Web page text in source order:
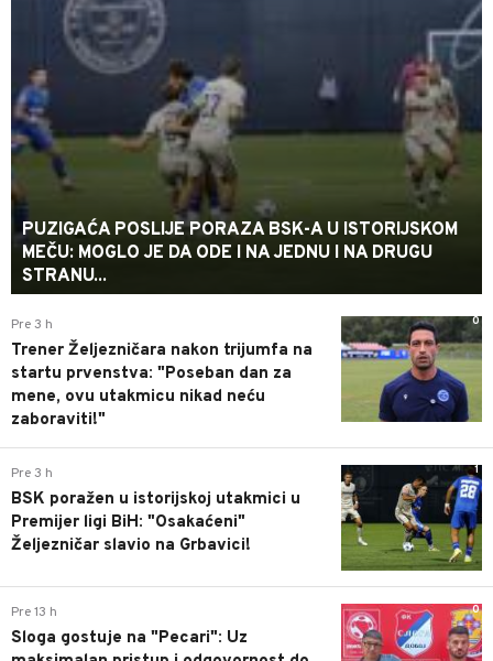
PUZIGAĆA POSLIJE PORAZA BSK-A U ISTORIJSKOM
MEČU: MOGLO JE DA ODE I NA JEDNU I NA DRUGU
STRANU...
0
Pre 3 h
Trener Željezničara nakon trijumfa na
startu prvenstva: "Poseban dan za
mene, ovu utakmicu nikad neću
zaboraviti!"
1
Pre 3 h
BSK poražen u istorijskoj utakmici u
Premijer ligi BiH: "Osakaćeni"
Željezničar slavio na Grbavici!
0
Pre 13 h
Sloga gostuje na "Pecari": Uz